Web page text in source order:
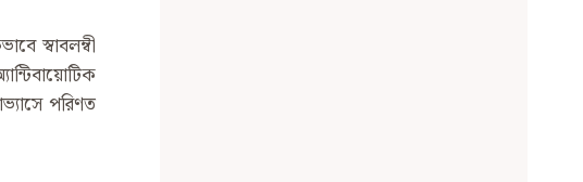
স্বাবলম্বী
পরিণত